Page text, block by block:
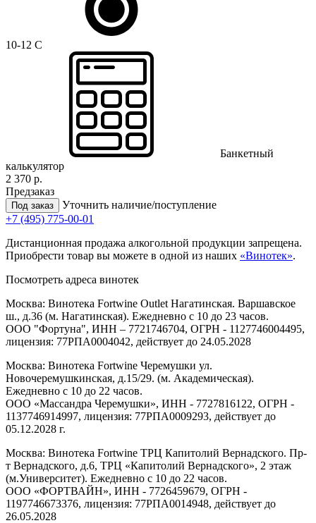
10-12 C
Банкетный
калькулятор
2 370 р.
Предзаказ
Под заказ
Уточнить наличие/поступление
+7 (495) 775-00-01
Дистанционная продажа алкогольной продукции запрещена.
Приобрести товар вы можете в одной из наших «Винотек».
Посмотреть адреса винотек
Москва: Винотека Fortwine Outlet Нагатинская. Варшавское
ш., д.36 (м. Нагатинская). Ежедневно с 10 до 23 часов.
ООО "Фортуна", ИНН – 7721746704, ОГРН - 1127746004495,
лицензия: 77РПА0004042, действует до 24.05.2028
Москва: Винотека Fortwine Черемушки ул.
Новочеремушкинская, д.15/29. (м. Академическая).
Ежедневно с 10 до 22 часов.
ООО «Массандра Черемушки», ИНН - 7727816122, ОГРН -
1137746914997, лицензия: 77РПА0009293, действует до
05.12.2028 г.
Москва: Винотека Fortwine ТРЦ Капитолий Вернадского. Пр-
т Вернадского, д.6, ТРЦ «Капитолий Вернадского», 2 этаж
(м.Университет). Ежедневно с 10 до 22 часов.
ООО «ФОРТВАЙН», ИНН - 7726459679, ОГРН -
1197746673376, лицензия: 77РПА0014948, действует до
26.05.2028